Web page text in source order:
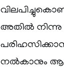
അതില്‍ നിന്നു
നല്‍കാനും